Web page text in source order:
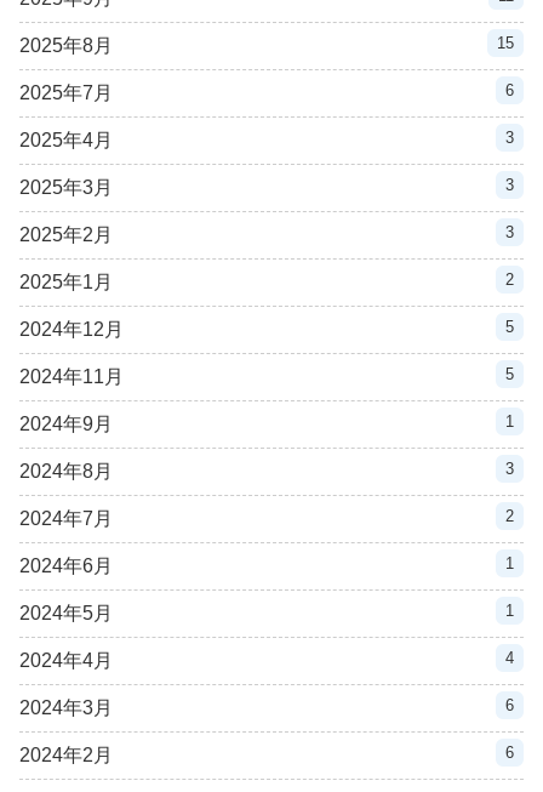
2025年8月 15
2025年7月 6
2025年4月 3
2025年3月 3
2025年2月 3
2025年1月 2
2024年12月 5
2024年11月 5
2024年9月 1
2024年8月 3
2024年7月 2
2024年6月 1
2024年5月 1
2024年4月 4
2024年3月 6
2024年2月 6